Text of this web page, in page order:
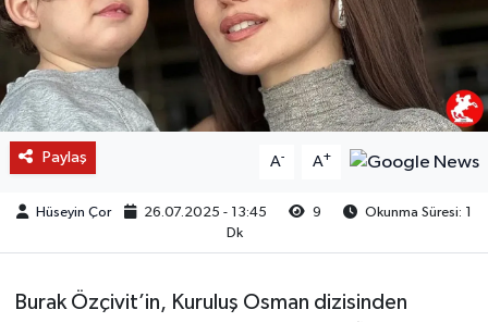
Paylaş A- A+
Hüseyin Çor 26.07.2025 - 13:45 9
Okunma Süresi: 1
Dk
Burak Özçivit’in, Kuruluş Osman dizisinden